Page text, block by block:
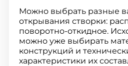
Можно выбрать разные
открывания створки:
поворотно-откидное.
можно уже выбирать
конструкций и
характеристики их